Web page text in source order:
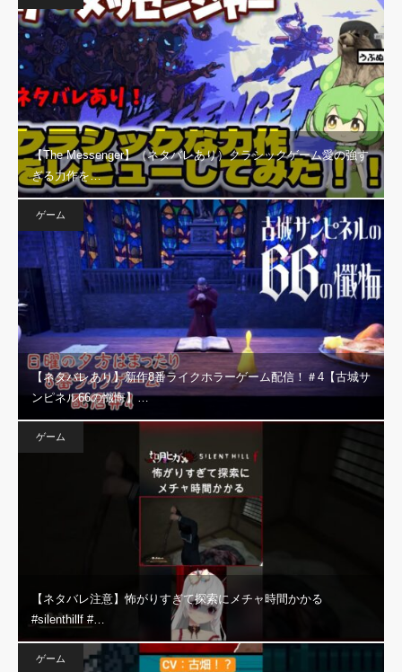
【The Messenger】（ネタバレあり）クラシックゲーム愛の強す
ぎる力作を…
ゲーム
【ネタバレあり】新作8番ライクホラーゲーム配信！＃4【古城サ
ンピネル66の懺悔】…
ゲーム
【ネタバレ注意】怖がりすぎて探索にメチャ時間かかる
#silenthillf #…
ゲーム